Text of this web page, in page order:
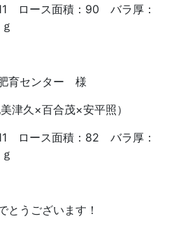
ロース面積：90 バラ厚：
育センター 様
津久×百合茂×安平照）
ロース面積：82 バラ厚：
とうございます！